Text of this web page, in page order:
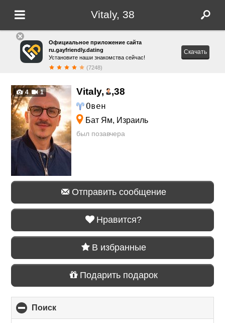
Vitaly, 38
Официальное приложение сайта
ru.gayfriendly.dating
Установите наши знакомства сейчас!
(7248)
Скачать
4 1 Vitaly, ,38
Овен
Бат Ям, Израиль
был позавчера
Отправить сообщение
Нравится?
В избранные
Подарить подарок
Поиск
to